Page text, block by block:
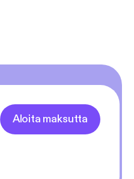
Aloita maksutta